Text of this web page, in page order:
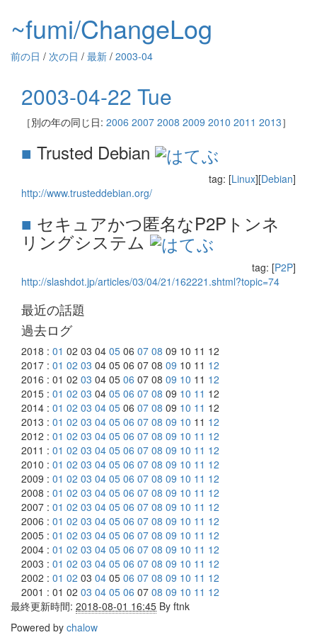
~fumi/ChangeLog
前の日 / 次の日 / 最新 / 2003-04
2003-04-22 Tue
［別の年の同じ日: 2006 2007 2008 2009 2010 2011 2013］
■ Trusted Debian
tag: [Linux][Debian]
http://www.trusteddebian.org/
■ セキュアかつ匿名なP2Pトンネ
リングシステム
tag: [P2P]
http://slashdot.jp/articles/03/04/21/162221.shtml?topic=74
最近の話題
過去ログ
2018 : 01 02 03 04 05 06 07 08 09 10 11 12
2017 : 01 02 03 04 05 06 07 08 09 10 11 12
2016 : 01 02 03 04 05 06 07 08 09 10 11 12
2015 : 01 02 03 04 05 06 07 08 09 10 11 12
2014 : 01 02 03 04 05 06 07 08 09 10 11 12
2013 : 01 02 03 04 05 06 07 08 09 10 11 12
2012 : 01 02 03 04 05 06 07 08 09 10 11 12
2011 : 01 02 03 04 05 06 07 08 09 10 11 12
2010 : 01 02 03 04 05 06 07 08 09 10 11 12
2009 : 01 02 03 04 05 06 07 08 09 10 11 12
2008 : 01 02 03 04 05 06 07 08 09 10 11 12
2007 : 01 02 03 04 05 06 07 08 09 10 11 12
2006 : 01 02 03 04 05 06 07 08 09 10 11 12
2005 : 01 02 03 04 05 06 07 08 09 10 11 12
2004 : 01 02 03 04 05 06 07 08 09 10 11 12
2003 : 01 02 03 04 05 06 07 08 09 10 11 12
2002 : 01 02 03 04 05 06 07 08 09 10 11 12
2001 : 01 02 03 04 05 06 07 08 09 10 11 12
最終更新時間: 2018-08-01 16:45 By ftnk
Powered by chalow